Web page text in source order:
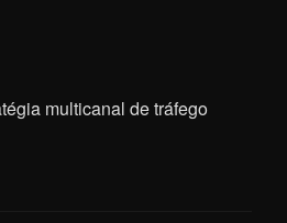
multicanal de tráfego